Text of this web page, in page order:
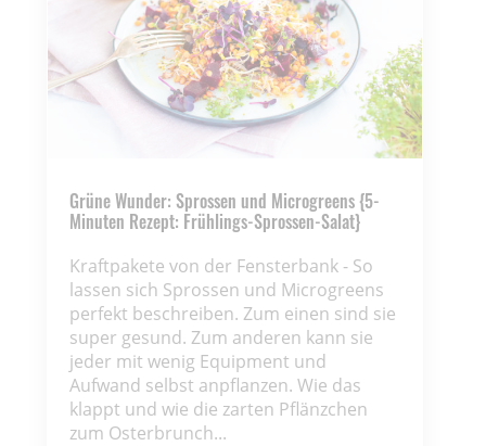
Grüne Wunder: Sprossen und Microgreens {5-
Minuten Rezept: Frühlings-Sprossen-Salat}
Kraftpakete von der Fensterbank - So
lassen sich Sprossen und Microgreens
perfekt beschreiben. Zum einen sind sie
super gesund. Zum anderen kann sie
jeder mit wenig Equipment und
Aufwand selbst anpflanzen. Wie das
klappt und wie die zarten Pflänzchen
zum Osterbrunch...